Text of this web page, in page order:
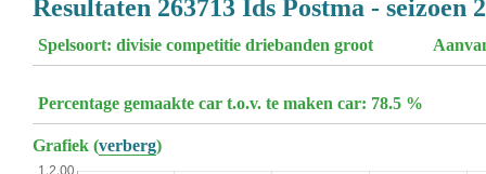
Resultaten 263713 Ids Postma - seizoen
Spelsoort: divisie competitie driebanden groot
Percentage gemaakte car t.o.v. te maken car: 78.5 %
Grafiek (verberg)